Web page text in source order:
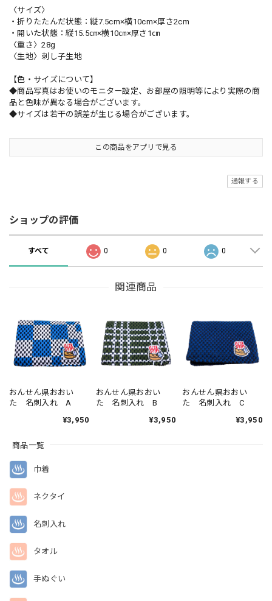
商品一覧
巾着
ネクタイ
名刺入れ
タオル
手ぬぐい
〈サイズ〉
・折りたたんだ状態：縦7.5cm×横10cm×厚さ2cm
・開いた状態：縦15.5㎝×横10㎝×厚さ1㎝
〈重さ〉28g
〈生地〉刺し子生地
【色・サイズについて】
◆商品写真はお使いのモニター設定、お部屋の照明等により実際の商
品と色味が異なる場合がございます。
◆サイズは若干の誤差が生じる場合がございます。
この商品をアプリで見る
通報する
ショップの評価
すべて 0 0 0
関連商品
おんせん県おおい
た 名刺入れ A
¥3,950
おんせん県おおい
た 名刺入れ B
¥3,950
おんせん県おおい
た 名刺入れ C
¥3,950